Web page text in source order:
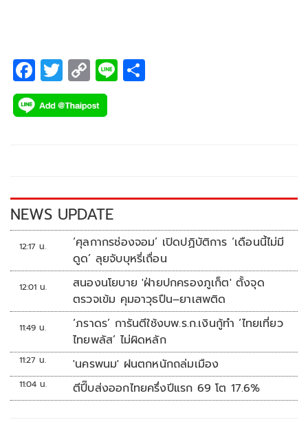
F
ac
e
k
T
wi
tt
C
o
p
k
Li
NEWS UPDATE
12:17 น.
‘ศุลกากรช่องจอม’ เปิดปฏิบัติการ ‘เดือนนี้ไม่มี
ดูด’ ลุยจับบุหรี่เถื่อน
12:01 น.
สนองนโยบาย 'ฝ่ายปกครองภูเก็ต' ตั้งจุด
ตรวจเข้ม คุมอาวุธปืน–ยาเสพติด
11:49 น.
‘ภราดร’ การันตีใช้งบพ.ร.ก.เงินกู้ทำ ‘ไทยเที่ยว
ไทยพลัส’ ไม่ผิดหลัก
11:27 น. 'นครพนม' ฝนตกหนักถล่มเมือง
11:04 น. ตีปี๊บส่งออกไทยครึ่งปีแรก 69 โต 17.6%